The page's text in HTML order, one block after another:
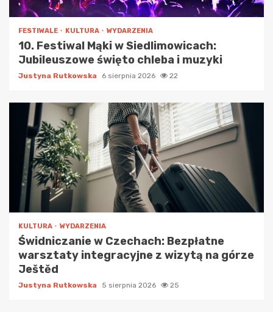
FESTIWALE KULTURA WYDARZENIA
10. Festiwal Mąki w Siedlimowicach:
Jubileuszowe święto chleba i muzyki
Justyna Rutkowska 6 sierpnia 2026 22
KULTURA WYDARZENIA
Świdniczanie w Czechach: Bezpłatne
warsztaty integracyjne z wizytą na górze
Ještěd
Justyna Rutkowska 5 sierpnia 2026 25